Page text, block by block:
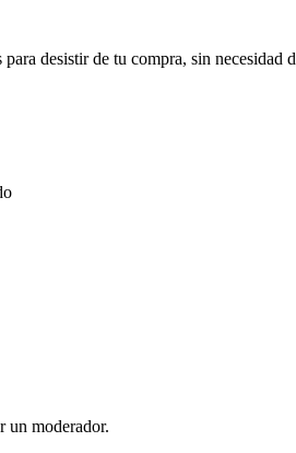
desistir de tu compra, sin necesidad
un moderador.